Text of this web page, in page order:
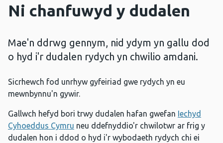
Ni chanfuwyd y dudalen
Mae'n ddrwg gennym, nid ydym yn gallu dod
o hyd i'r dudalen rydych yn chwilio amdani.
Sicrhewch fod unrhyw gyfeiriad gwe rydych yn eu
mewnbynnu'n gywir.
Gallwch hefyd bori trwy dudalen hafan gwefan Iechyd
Cyhoeddus Cymru neu ddefnyddio'r chwilotwr ar frig y
dudalen hon i ddod o hyd i'r wybodaeth rydych chi ei